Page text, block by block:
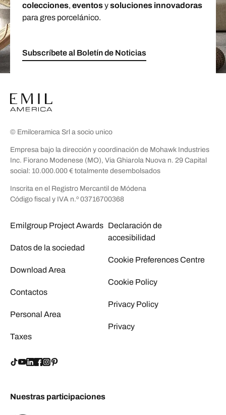
colecciones, eventosysoluciones innovadoras
para gres porcelánico.
Subscríbete al Boletín de Noticias
© Emilceramica Srl a socio unico
Empresa bajo la dirección y coordinación de Mohawk Industries
Inc. Fiorano Modenese (MO), Via Ghiarola Nuova n. 29 Capital
social: 10.000.000 € totalmente desembolsados
Inscrita en el Registro Mercantil de Módena
Código fiscal y IVA n.º 03716700368
Emilgroup Project Awards
Datos de la sociedad
Download Area
Contactos
Personal Area
Taxes
Declaración de
accesibilidad
Cookie Preferences Centre
Cookie Policy
Privacy Policy
Privacy
Nuestras participaciones